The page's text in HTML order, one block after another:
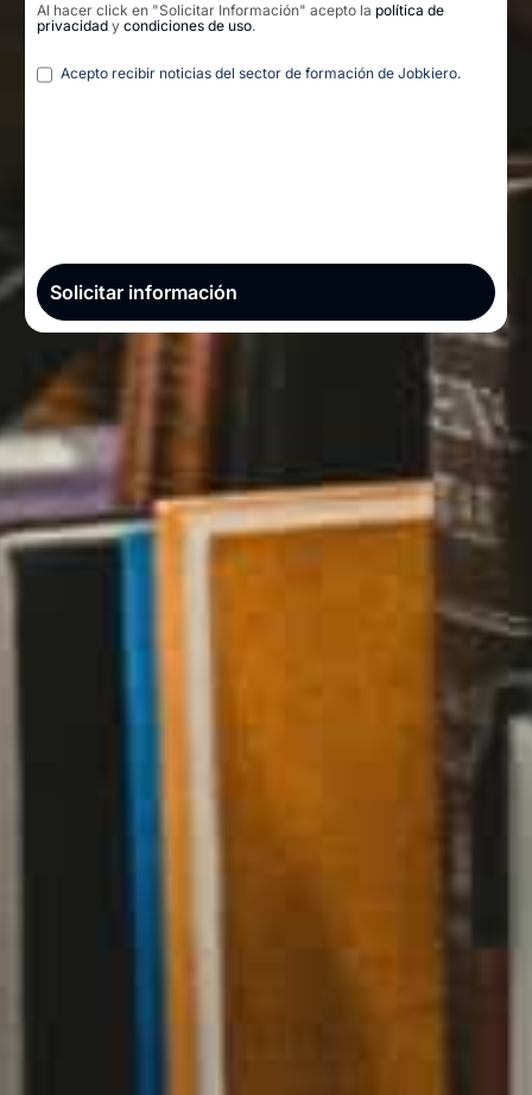
Al hacer click en "Solicitar Información" acepto la política de
privacidad y condiciones de uso.
Legal
Acepto recibir noticias del sector de formación de Jobkiero.